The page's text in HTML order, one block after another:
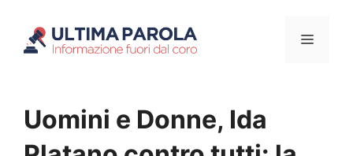
Menu
Uomini e Donne, Ida